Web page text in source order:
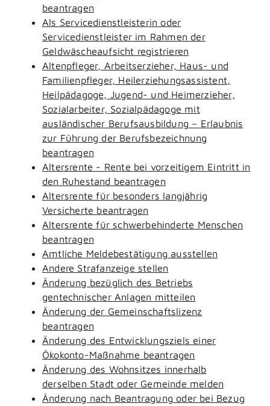
beantragen
Als Servicedienstleisterin oder
Servicedienstleister im Rahmen der
Geldwäscheaufsicht registrieren
Altenpfleger, Arbeitserzieher, Haus- und
Familienpfleger, Heilerziehungsassistent,
Heilpädagoge, Jugend- und Heimerzieher,
Sozialarbeiter, Sozialpädagoge mit
ausländischer Berufsausbildung – Erlaubnis
zur Führung der Berufsbezeichnung
beantragen
Altersrente - Rente bei vorzeitigem Eintritt in
den Ruhestand beantragen
Altersrente für besonders langjährig
Versicherte beantragen
Altersrente für schwerbehinderte Menschen
beantragen
Amtliche Meldebestätigung ausstellen
Andere Strafanzeige stellen
Änderung bezüglich des Betriebs
gentechnischer Anlagen mitteilen
Änderung der Gemeinschaftslizenz
beantragen
Änderung des Entwicklungsziels einer
Ökokonto-Maßnahme beantragen
Änderung des Wohnsitzes innerhalb
derselben Stadt oder Gemeinde melden
Änderung nach Beantragung oder bei Bezug